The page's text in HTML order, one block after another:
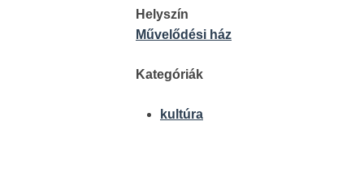
Helyszín
Művelődési ház
Kategóriák
kultúra